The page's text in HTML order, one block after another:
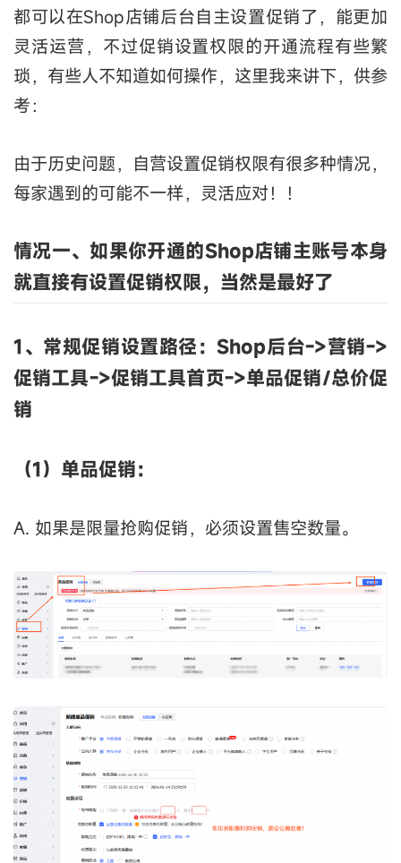
都可以在Shop店铺后台自主设置促销了，能更加
灵活运营，不过促销设置权限的开通流程有些繁
琐，有些人不知道如何操作，这里我来讲下，供参
考：
由于历史问题，自营设置促销权限有很多种情况，
每家遇到的可能不一样，灵活应对！！
情况一、如果你开通的Shop店铺主账号本身
就直接有设置促销权限，当然是最好了
1、常规促销设置路径：Shop后台->营销->
促销工具->促销工具首页->单品促销/总价促
销
（1）单品促销：
A. 如果是限量抢购促销，必须设置售空数量。